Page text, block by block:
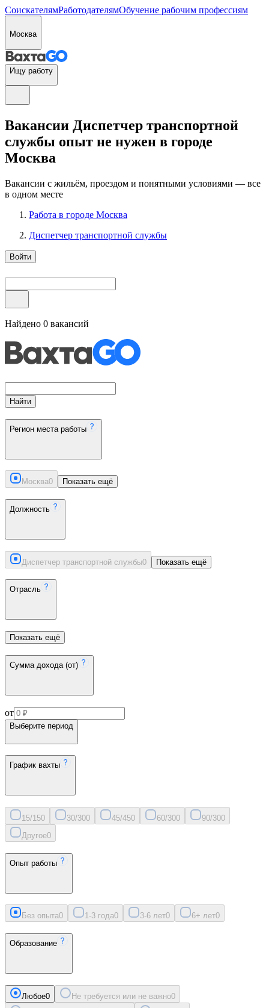
СоискателямРаботодателямОбучение рабочим профессиям
Москва
Ищу работу
Вакансии Диспетчер транспортной
службы опыт не нужен в городе
Москва
Вакансии с жильём, проездом и понятными условиями — все
в одном месте
Работа в городе Москва
Диспетчер транспортной службы
Войти
Найдено 0 вакансий
Найти
Регион места работы
Москва0 Показать ещё
Должность
Диспетчер транспортной службы0 Показать ещё
Отрасль
Показать ещё
Сумма дохода (от)
от
Выберите период
График вахты
15/150 30/300 45/450 60/300 90/300
Другое0
Опыт работы
Без опыта0 1-3 года0 3-6 лет0 6+ лет0
Образование
Любое0 Не требуется или не важно0